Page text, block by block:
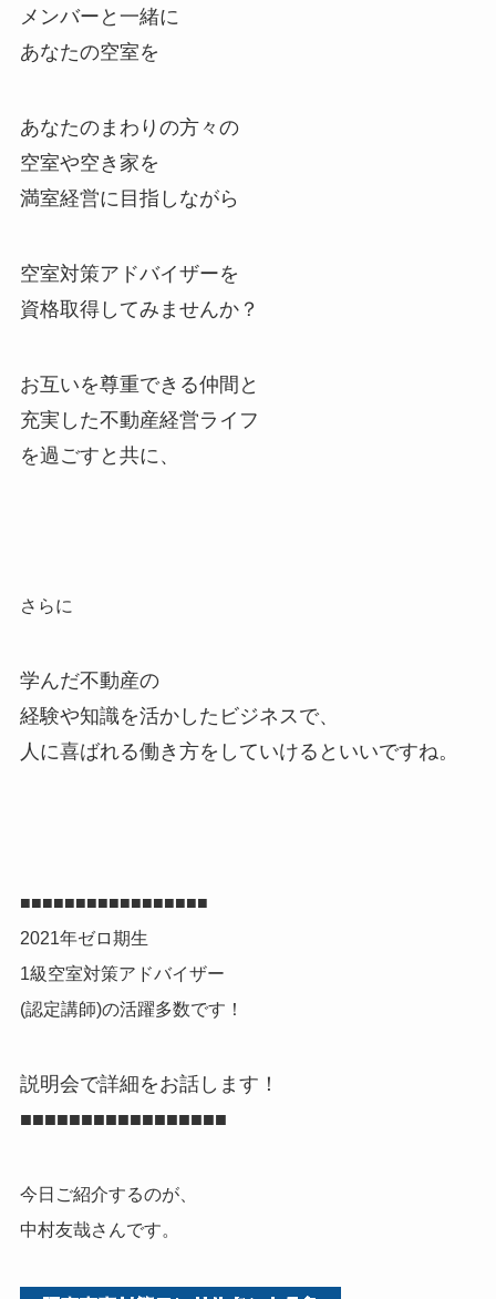
メンバーと一緒に
あなたの空室を
あなたのまわりの方々の
空室や空き家を
満室経営に目指しながら
空室対策アドバイザーを
資格取得してみませんか？
お互いを尊重できる仲間と
充実した不動産経営ライフ
を過ごすと共に、
さらに
学んだ不動産の
経験や知識を活かしたビジネスで、
人に喜ばれる働き方をしていけるといいですね。
■■■■■■■■■■■■■■■■■
2021年ゼロ期生
1級空室対策アドバイザー
(認定講師)の活躍多数です！
説明会で詳細をお話します！
■■■■■■■■■■■■■■■■■
今日ご紹介するのが、
中村友哉さんです。